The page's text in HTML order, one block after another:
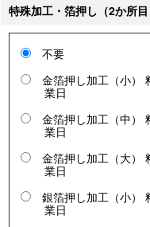
特殊加工・箔押し（2か所目
不要
金箔押し加工（小）
業日
金箔押し加工（中）
業日
金箔押し加工（大）
業日
銀箔押し加工（小）
業日